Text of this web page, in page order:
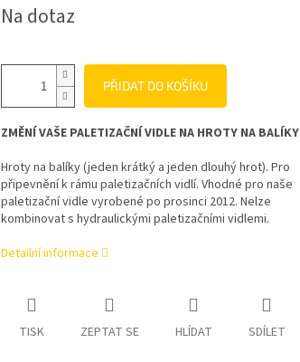
cena:
Na dotaz
PŘIDAT DO KOŠÍKU
ZMĚNÍ VAŠE PALETIZAČNÍ VIDLE NA HROTY NA BALÍKY
Hroty na balíky (jeden krátký a jeden dlouhý hrot). Pro
připevnění k rámu paletizačních vidlí. Vhodné pro naše
paletizační vidle vyrobené po prosinci 2012. Nelze
kombinovat s hydraulickými paletizačními vidlemi.
Detailní informace
TISK ZEPTAT SE HLÍDAT SDÍLET